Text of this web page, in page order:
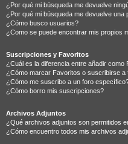
¿Por qué mi búsqueda me devuelve
¿Por qué mi búsqueda me devuelve una
¿Cómo busco usuarios?
¿Como se puede encontrar mis propios
Suscripciones y Favoritos
¿Cuál es la diferencia entre añadir
¿Cómo marcar Favoritos o suscribirse
¿Cómo me suscribo a un foro
¿Cómo borro mis suscripciones?
Archivos Adjuntos
¿Qué archivos adjuntos son permitidos
¿Cómo encuentro todos mis archivos